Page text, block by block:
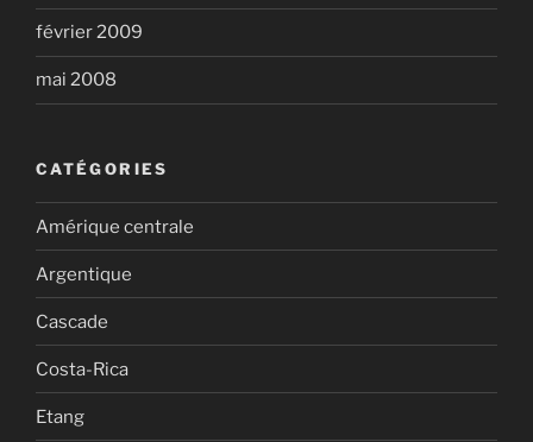
février 2009
mai 2008
CATÉGORIES
Amérique centrale
Argentique
Cascade
Costa-Rica
Etang